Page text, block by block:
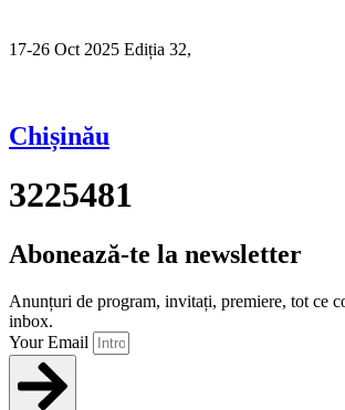
17-26 Oct 2025 Ediția 32,
Chișinău
3225481
Abonează-te la newsletter
Anunțuri de program, invitați, premiere, tot ce
inbox.
Your Email